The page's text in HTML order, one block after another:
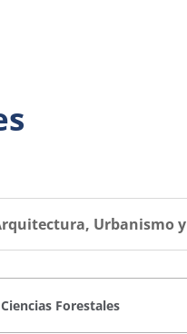
Urbanismo
Forestales